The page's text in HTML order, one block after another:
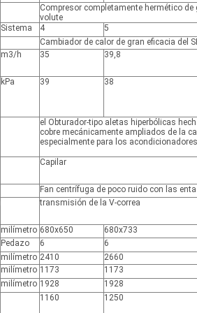
Compresor completamente hermético de
volute
Sistema 4
5
Cambiador de calor de gran eficacia del
m3/h 35 39,8
kPa 39 38
el Obturador-tipo aletas hiperbólicas
cobre mecánicamente ampliados de la
especialmente para los
Capilar
Fan centrífuga de poco ruido con las
transmisión de la V-correa
milímetro 680x650
680x733
Pedazo 6
6
milímetro 2410
2660
milímetro 1173
1173
milímetro 1928
1928
1160 1250